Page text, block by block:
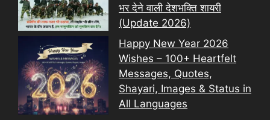
भर देने वाली देशभक्ति शायरी
(Update 2026)
Happy New Year 2026
Wishes – 100+ Heartfelt
Messages, Quotes,
Shayari, Images & Status in
All Languages